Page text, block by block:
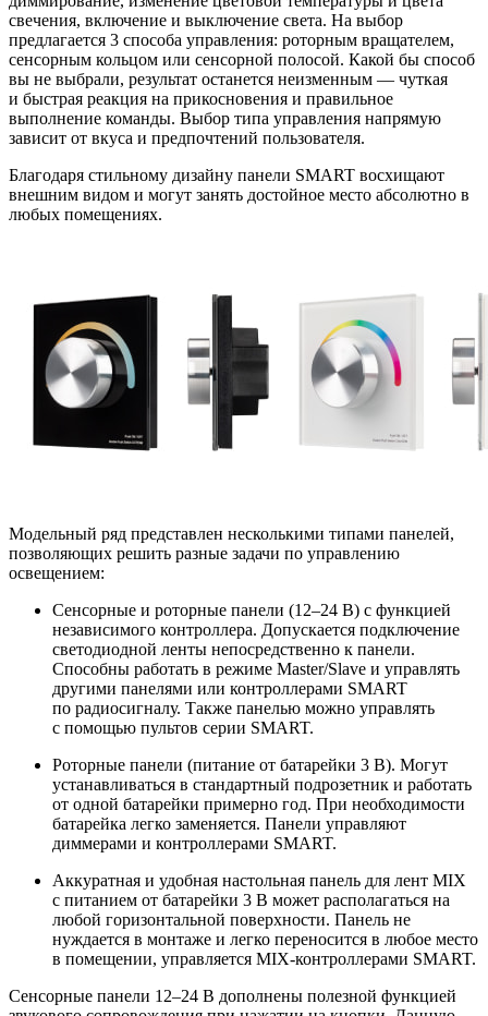
свечения, включение и выключение света. На выбор
предлагается 3 способа управления: роторным вращателем,
сенсорным кольцом или сенсорной полосой. Какой бы способ
вы не выбрали, результат останется неизменным — чуткая
и быстрая реакция на прикосновения и правильное
выполнение команды. Выбор типа управления напрямую
зависит от вкуса и предпочтений пользователя.
Благодаря стильному дизайну панели SMART восхищают
внешним видом и могут занять достойное место абсолютно в
любых помещениях.
Модельный ряд представлен несколькими типами панелей,
позволяющих решить разные задачи по управлению
освещением:
Сенсорные и роторные панели (12–24 В) с функцией
независимого контроллера. Допускается подключение
светодиодной ленты непосредственно к панели.
Способны работать в режиме Master/Slave и управлять
другими панелями или контроллерами SMART
по радиосигналу. Также панелью можно управлять
с помощью пультов серии SMART.
Роторные панели (питание от батарейки 3 В). Могут
устанавливаться в стандартный подрозетник и работать
от одной батарейки примерно год. При необходимости
батарейка легко заменяется. Панели управляют
диммерами и контроллерами SMART.
Аккуратная и удобная настольная панель для лент MIX
с питанием от батарейки 3 В может располагаться на
любой горизонтальной поверхности. Панель не
нуждается в монтаже и легко переносится в любое место
в помещении, управляется MIX-контроллерами SMART.
Сенсорные панели 12–24 В дополнены полезной функцией